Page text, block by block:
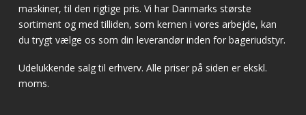
maskiner, til den rigtige pris. Vi har Danmarks største
sortiment og med tilliden, som kernen i vores arbejde, kan
du trygt vælge os som din leverandør inden for bageriudstyr.
Udelukkende salg til erhverv. Alle priser på siden er ekskl.
moms.